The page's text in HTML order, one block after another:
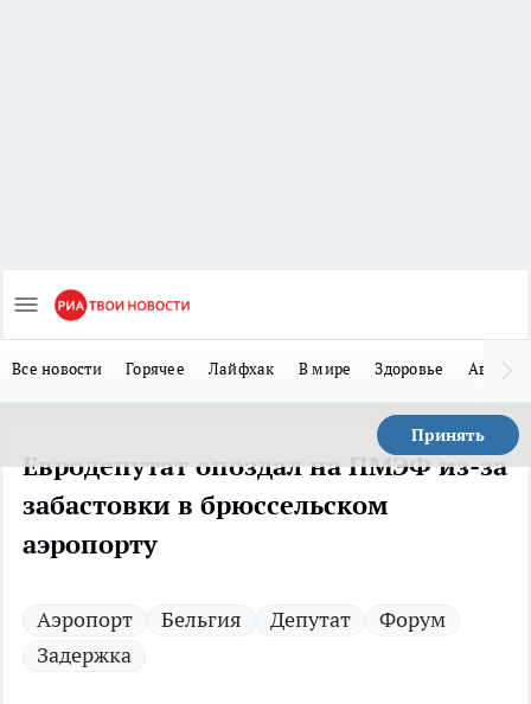
Все новости Горячее Лайфхак В мире Здоровье Авто
Принять
Евродепутат опоздал на ПМЭФ из-за
забастовки в брюссельском
аэропорту
Аэропорт Бельгия Депутат
Форум
Задержка